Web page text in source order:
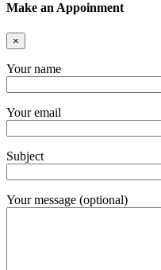
Make an Appoinment
×
Your name
Your email
Subject
Your message (optional)